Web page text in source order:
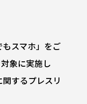
スマホ」をご
象に実施し
するプレスリ